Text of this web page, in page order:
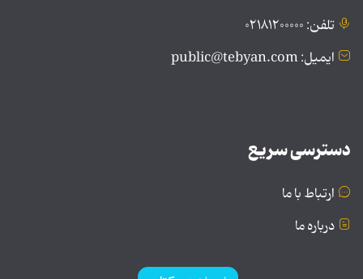
تلفن: ۰۲۱۸۱۲۰۰۰۰۰
ایمیل: public@tebyan.com
دسترسی سریع
ارتباط با ما
درباره ما